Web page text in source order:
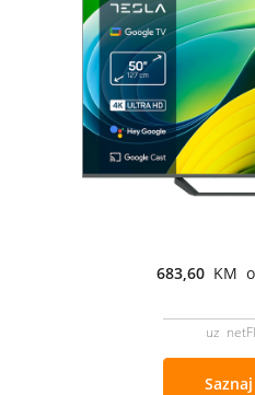
683,60 KM
uz